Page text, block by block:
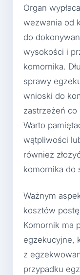
Organ
wezwania od
do
wysokości i
komornika.
sprawy
wnioski do
zastrzeżeń
Warto
wątpliwości
również
komornika do
Ważnym
kosztów
Komornik ma
egzekucyjne,
z
przypadku